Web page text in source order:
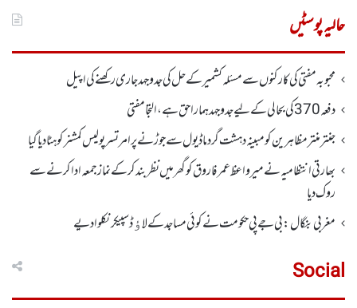
حالیہ پوسٹیں
محبوبہ مفتی کی کارکنوں سے مسئلہ کشمیر کے حل کی جدوجہد جاری رکھنے کی اپیل
دفعہ370کی بحالی کے لیے جدوجہد ہمارا حق ہے، التجا مفتی
جنتر منتر مظاہرین کو مبینہ دہشت گرد ماڈیول سے جوڑنے پر امرتسر پولیس کمشنر کو ہٹا دیاگیا
بھارتی انتظامیہ نے میر واعظ عمر فاروق کو گھر میں نظر بندکر کے نماز جمعہ ادا کرنے سے
روک دیا
مغربی بنگال: بی جے پی حکومت نے کوئی مساجد کے لاﺅڈ سپیکر نکلوا دیے
Social